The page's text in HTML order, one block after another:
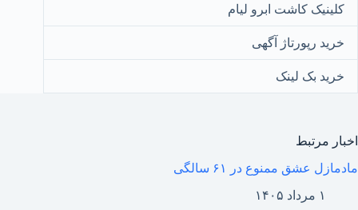
کلینیک کاشت ابرو لیام
خرید رپورتاژ آگهی
خرید بک لینک
اخبار مرتبط
مادمازل عشق ممنوع در ۶۱ سالگی
۱ مرداد ۱۴۰۵